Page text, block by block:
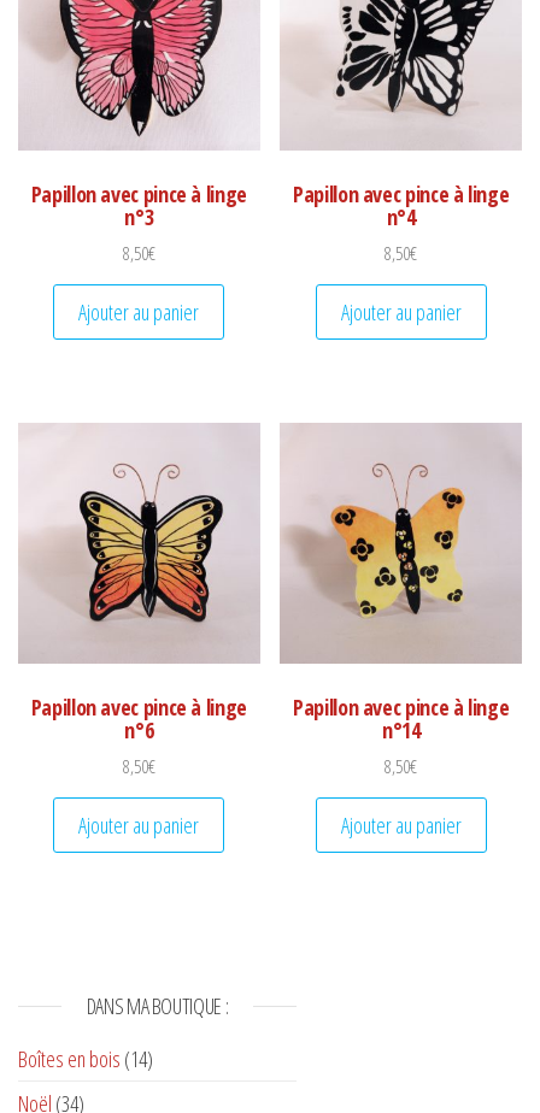
Papillon avec pince à linge
n°3
8,50€
Ajouter au panier
Papillon avec pince à linge
n°4
8,50€
Ajouter au panier
Papillon avec pince à linge
n°6
8,50€
Ajouter au panier
Papillon avec pince à linge
n°14
8,50€
Ajouter au panier
DANS MA BOUTIQUE :
Boîtes en bois (14)
Noël (34)